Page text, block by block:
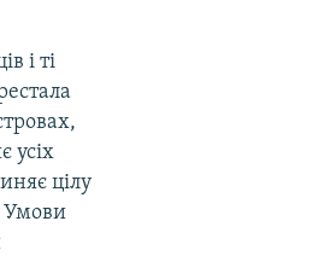
і ті
усіх
цілу
Умови